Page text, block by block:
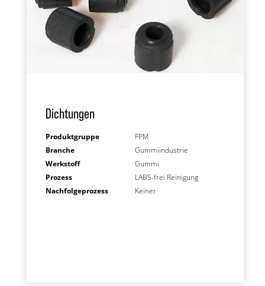
Dichtungen
Produktgruppe
FPM
Branche
Gummiindustrie
Werkstoff
Gummi
Prozess
LABS-frei Reinigung
Nachfolgeprozess
Keiner